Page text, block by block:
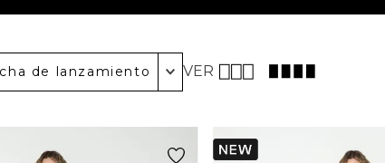
de lanzamiento VER